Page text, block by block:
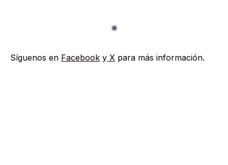
Síguenos en Facebook y X para más información.